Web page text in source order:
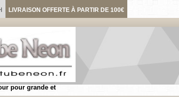
LIVRAISON OFFERTE À PARTIR DE 100€
pour grande et